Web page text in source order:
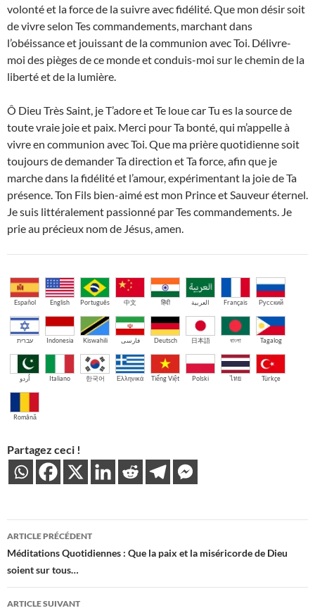
volonté et la force de la suivre avec fidélité. Que mon désir soit
de vivre selon Tes commandements, marchant dans
l’obéissance et jouissant de la communion avec Toi. Délivre-
moi des pièges de ce monde et conduis-moi sur le chemin de la
liberté et de la lumière.
Ô Dieu Très Saint, je T’adore et Te loue car Tu es la source de
toute vraie joie et paix. Merci pour Ta bonté, qui m’appelle à
vivre en communion avec Toi. Que ma prière quotidienne soit
toujours de demander Ta direction et Ta force, afin que je
marche dans la fidélité et l’amour, expérimentant la joie de Ta
présence. Ton Fils bien-aimé est mon Prince et Sauveur éternel.
Je suis littéralement passionné par Tes commandements. Je
prie au précieux nom de Jésus, amen.
Español English Português 中文 हिंदी العربية Français Русский
עברית Indonesia Kiswahili فارسی Deutsch 日本語 বাংলা Tagalog
اُردو Italiano 한국어 Ελληνικά Tiếng Việt Polski ไทย Türkçe
Română
Partagez ceci !
Navigation
des
articles
ARTICLE PRÉCÉDENT
Méditations Quotidiennes : Que la paix et la miséricorde de Dieu
soient sur tous…
ARTICLE SUIVANT